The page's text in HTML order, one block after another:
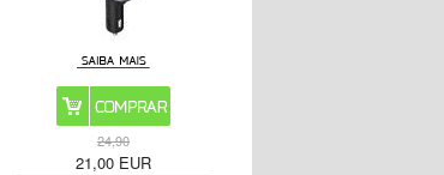
24,90
21,00 EUR